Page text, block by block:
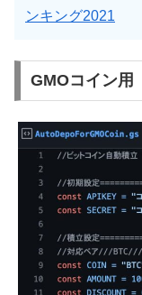
ンキング2021
GMOコイン用